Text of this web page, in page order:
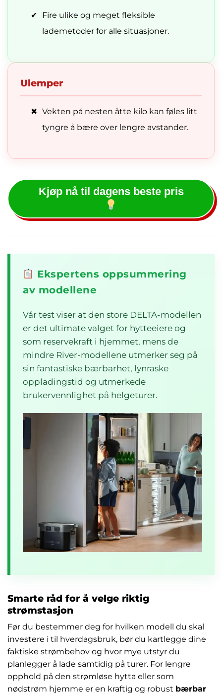
✔
Fire ulike og meget fleksible
lademetoder for alle situasjoner.
Ulemper
✖ Vekten på nesten åtte kilo kan føles litt
tyngre å bære over lengre avstander.
Kjøp nå til dagens beste pris
Ekspertens oppsummering
av modellene
Vår test viser at den store DELTA-modellen
er det ultimate valget for hytteeiere og
som reservekraft i hjemmet, mens de
mindre River-modellene utmerker seg på
sin fantastiske bærbarhet, lynraske
oppladingstid og utmerkede
brukervennlighet på helgeturer.
Smarte råd for å velge riktig
strømstasjon
Før du bestemmer deg for hvilken modell du skal
investere i til hverdagsbruk, bør du kartlegge dine
faktiske strømbehov og hvor mye utstyr du
planlegger å lade samtidig på turer. For lengre
opphold på den strømløse hytta eller som
nødstrøm hjemme er en kraftig og robust bærbar